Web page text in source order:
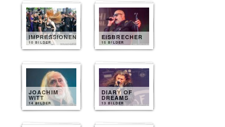
IMPRESSIONEN
10 BILDER
EISBRECHER
15 BILDER
JOACHIM
WITT
14 BILDER
DIARY OF
DREAMS
13 BILDER